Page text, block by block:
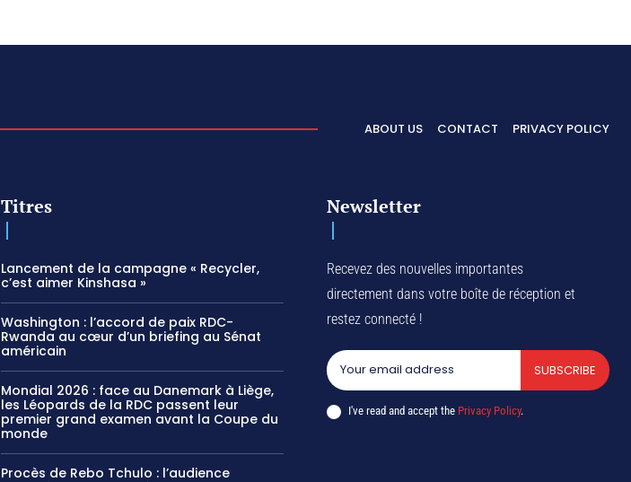
ABOUT US CONTACT PRIVACY POLICY
Titres
Lancement de la campagne « Recycler,
c’est aimer Kinshasa »
Washington : l’accord de paix RDC-
Rwanda au cœur d’un briefing au Sénat
américain
Mondial 2026 : face au Danemark à Liège,
les Léopards de la RDC passent leur
premier grand examen avant la Coupe du
monde
Procès de Rebo Tchulo : l’audience
Newsletter
Recevez des nouvelles importantes
directement dans votre boîte de réception et
restez connecté !
SUBSCRIBE
I've read and accept the Privacy Policy.